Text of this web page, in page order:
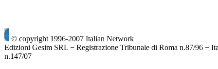
© copyright 1996-2007 Italian Network
Edizioni Gesim SRL − Registrazione Tribunale di Roma n.87/96 −
n.147/07